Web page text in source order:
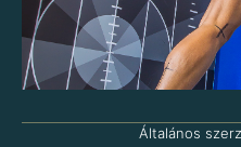
Általános